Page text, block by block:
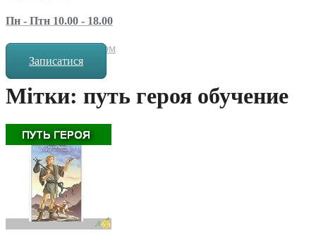
Пн - Птн 10.00 - 18.00
за попереднім записом
Записатися
Мітки: путь героя обучение